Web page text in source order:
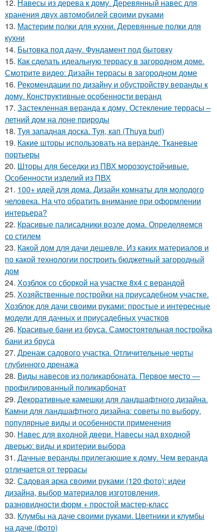
12. Навесы из дерева к дому. Деревянный навес для
хранения двух автомобилей своими руками
13. Мастерим полки для кухни. Деревянные полки для
кухни
14. Бытовка под дачу. Фундамент под бытовку
15. Как сделать идеальную террасу в загородном доме.
Смотрите видео: Дизайн террасы в загородном доме
16. Рекомендации по дизайну и обустройству веранды к
дому. Конструктивные особенности веранд
17. Застекленная веранда к дому. Остекление террасы –
летний дом на лоне природы
18. Туя западная доска. Туя, кап (Thuya burl)
19. Какие шторы использовать на веранде. Тканевые
портьеры
20. Шторы для беседки из ПВХ морозоустойчивые.
Особенности изделий из ПВХ
21. 100+ идей для дома. Дизайн комнаты для молодого
человека. На что обратить внимание при оформлении
интерьера?
22. Красивые палисадники возле дома. Определяемся
со стилем
23. Какой дом для дачи дешевле. Из каких материалов и
по какой технологии построить бюджетный загородный
дом
24. Хозблок со сборкой на участке 8х4 с верандой
25. Хозяйственные постройки на приусадебном участке.
Хозблок для дачи своими руками: простые и интересные
модели для дачных и приусадебных участков
26. Красивые бани из бруса. Самостоятельная постройка
бани из бруса
27. Дренаж садового участка. Отличительные черты
глубинного дренажа
28. Виды навесов из поликарбоната. Первое место —
профилированный поликарбонат
29. Декоративные камешки для ландшафтного дизайна.
Камни для ландшафтного дизайна: советы по выбору,
популярные виды и особенности применения
30. Навес для входной двери. Навесы над входной
дверью: виды и критерии выбора
31. Дачные веранды прилегающие к дому. Чем веранда
отличается от террасы
32. Садовая арка своими руками (120 фото): идеи
дизайна, выбор материалов изготовления,
разновидности форм + простой мастер-класс
33. Клумбы на даче своими руками. Цветники и клумбы
на даче (фото)